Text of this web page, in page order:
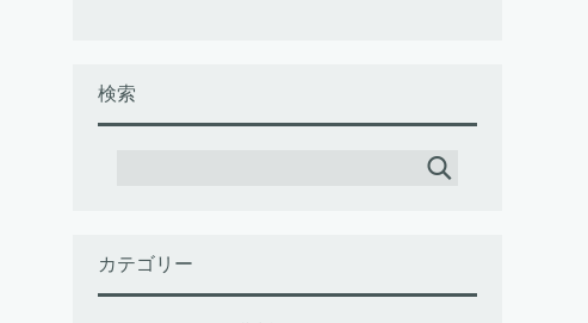
検索
カテゴリー